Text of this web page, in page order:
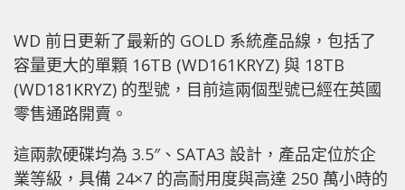
WD 前日更新了最新的 GOLD 系統產品線，包括了
容量更大的單顆 16TB (WD161KRYZ) 與 18TB
(WD181KRYZ) 的型號，目前這兩個型號已經在英國
零售通路開賣。
這兩款硬碟均為 3.5″、SATA3 設計，產品定位於企
業等級，具備 24×7 的高耐用度與高達 250 萬小時的